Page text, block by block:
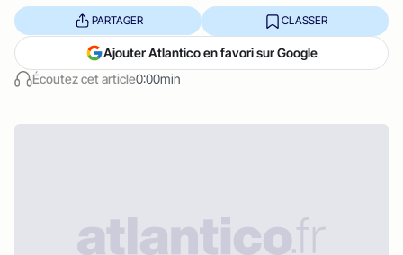
Écoutez cet article0:00min
PARTAGER CLASSER
Ajouter Atlantico en favori sur Google